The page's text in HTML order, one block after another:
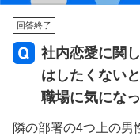
回答終了
社内恋愛に関
はしたくない
職場に気にな
隣の部署の4つ上の男